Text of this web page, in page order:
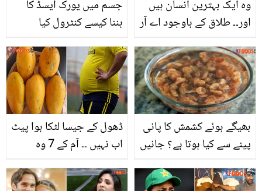
جسم میں یورک ایسڈ کا
بننا کیسے کنٹرول کیا
وہ ایک بہترین انسان ہیں
اور۔۔ طلاق کے باوجود اے آر
سوالات پر سابقہ اہلیہ
خاموش نہ رہ سکیں!
علیحدگی کی کیا وجہ
بتائی؟
ڈھول کے جیسا لٹکا ہوا پیٹ
اب نہیں ۔۔ آم کے 7 وہ
بادشاہ بناتے ہیں؟
بھیگے ہوئے کشمش کا پانی
پینے سے کیا ہوتا ہے؟ جانیں
حیرت انگیز فائدے